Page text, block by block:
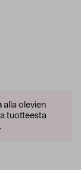
alla olevien
tuotteesta